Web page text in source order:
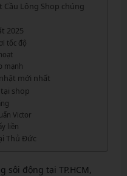
Cầu Lông Shop chúng
2025
tốc độ
mạnh
mới nhất
shop
Victor
liền
Thủ Đức
sôi động tại TP.HCM,